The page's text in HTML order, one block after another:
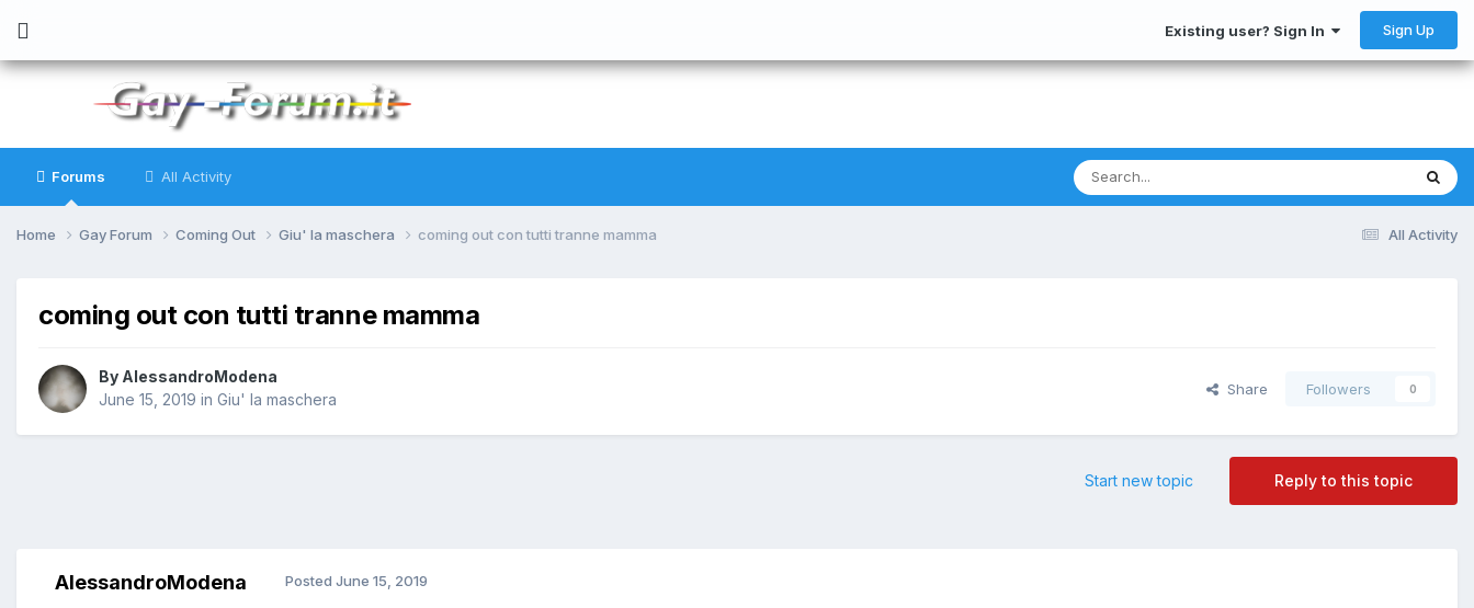
Existing user? Sign In Sign Up
Forums All Activity
All Activity
Home Gay Forum Coming Out Giu' la maschera coming out con tutti tranne mamma
coming out con tutti tranne mamma
By AlessandroModena
June 15, 2019 in Giu' la maschera
Share Followers 0
Reply to this topic
Start new topic
AlessandroModena Posted June 15, 2019